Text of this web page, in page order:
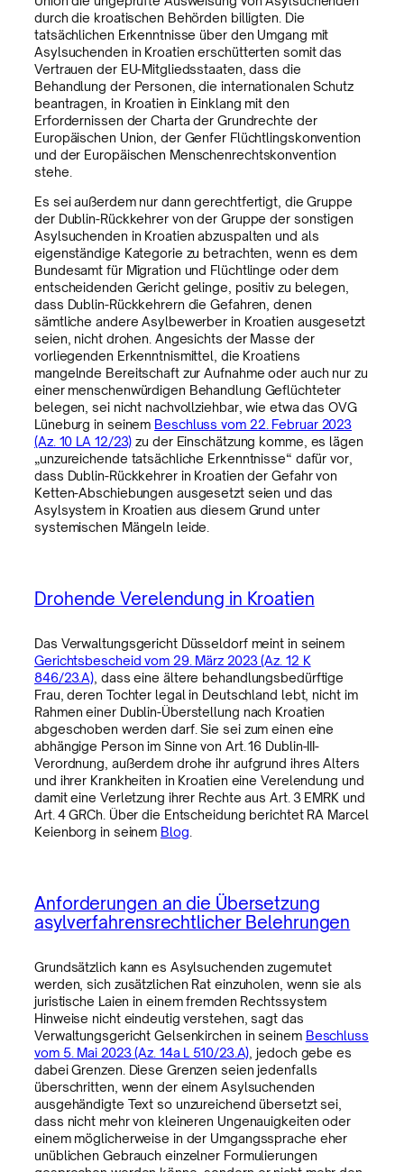
durch die kroatischen Behörden billigten. Die
tatsächlichen Erkenntnisse über den Umgang mit
Asylsuchenden in Kroatien erschütterten somit das
Vertrauen der EU-Mitgliedsstaaten, dass die
Behandlung der Personen, die internationalen Schutz
beantragen, in Kroatien in Einklang mit den
Erfordernissen der Charta der Grundrechte der
Europäischen Union, der Genfer Flüchtlingskonvention
und der Europäischen Menschenrechtskonvention
stehe.
Es sei außerdem nur dann gerechtfertigt, die Gruppe
der Dublin-Rückkehrer von der Gruppe der sonstigen
Asylsuchenden in Kroatien abzuspalten und als
eigenständige Kategorie zu betrachten, wenn es dem
Bundesamt für Migration und Flüchtlinge oder dem
entscheidenden Gericht gelinge, positiv zu belegen,
dass Dublin-Rückkehrern die Gefahren, denen
sämtliche andere Asylbewerber in Kroatien ausgesetzt
seien, nicht drohen. Angesichts der Masse der
vorliegenden Erkenntnismittel, die Kroatiens
mangelnde Bereitschaft zur Aufnahme oder auch nur zu
einer menschenwürdigen Behandlung Geflüchteter
belegen, sei nicht nachvollziehbar, wie etwa das OVG
Lüneburg in seinem Beschluss vom 22. Februar 2023
(Az. 10 LA 12/23) zu der Einschätzung komme, es lägen
„unzureichende tatsächliche Erkenntnisse“ dafür vor,
dass Dublin-Rückkehrer in Kroatien der Gefahr von
Ketten-Abschiebungen ausgesetzt seien und das
Asylsystem in Kroatien aus diesem Grund unter
systemischen Mängeln leide.
Drohende Verelendung in Kroatien
Das Verwaltungsgericht Düsseldorf meint in seinem
Gerichtsbescheid vom 29. März 2023 (Az. 12 K
846/23.A) , dass eine ältere behandlungsbedürftige
Frau, deren Tochter legal in Deutschland lebt, nicht im
Rahmen einer Dublin-Überstellung nach Kroatien
abgeschoben werden darf. Sie sei zum einen eine
abhängige Person im Sinne von Art. 16 Dublin-III-
Verordnung, außerdem drohe ihr aufgrund ihres Alters
und ihrer Krankheiten in Kroatien eine Verelendung und
damit eine Verletzung ihrer Rechte aus Art. 3 EMRK und
Art. 4 GRCh. Über die Entscheidung berichtet RA Marcel
Keienborg in seinem Blog
Anforderungen an die Übersetzung
asylverfahrensrechtlicher Belehrungen
Grundsätzlich kann es Asylsuchenden zugemutet
werden, sich zusätzlichen Rat einzuholen, wenn sie als
juristische Laien in einem fremden Rechtssystem
Hinweise nicht eindeutig verstehen, sagt das
Verwaltungsgericht Gelsenkirchen in seinem Beschluss
vom 5. Mai 2023 (Az. 14a L 510/23.A) , jedoch gebe es
dabei Grenzen. Diese Grenzen seien jedenfalls
überschritten, wenn der einem Asylsuchenden
ausgehändigte Text so unzureichend übersetzt sei,
dass nicht mehr von kleineren Ungenauigkeiten oder
einem möglicherweise in der Umgangssprache eher
unüblichen Gebrauch einzelner Formulierungen